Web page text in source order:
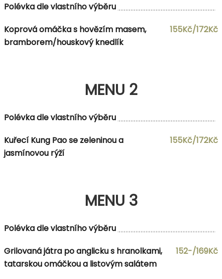
Polévka dle vlastního výběru
Koprová omáčka s hovězím masem,
bramborem/houskový knedlík
155Kč/172Kč
MENU 2
Polévka dle vlastního výběru
Kuřecí Kung Pao se zeleninou a
jasmínovou rýží
155Kč/172Kč
MENU 3
Polévka dle vlastního výběru
Grilovaná játra po anglicku s hranolkami,
tatarskou omáčkou a listovým salátem
152-/169Kč